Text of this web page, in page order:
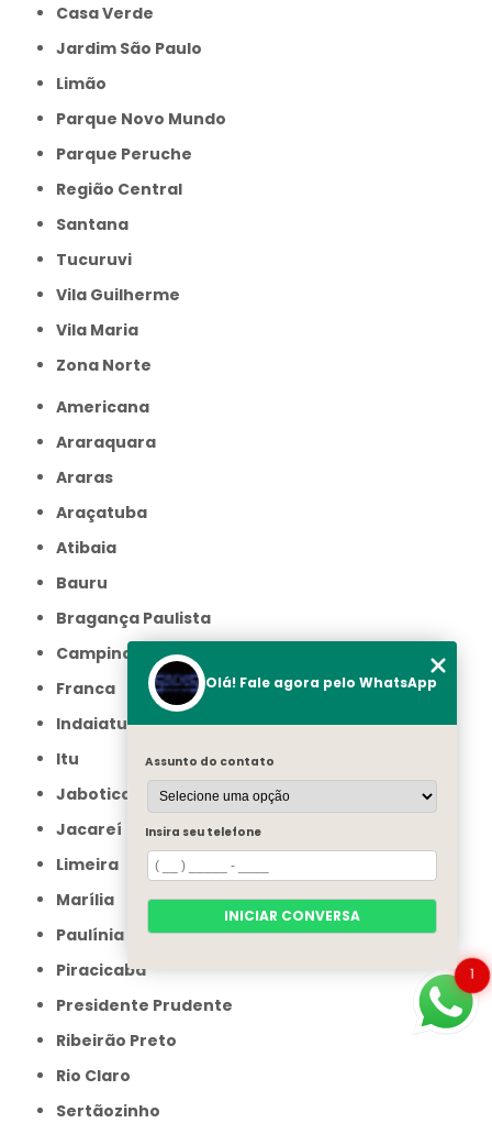
Casa Verde
Jardim São Paulo
Limão
Parque Novo Mundo
Parque Peruche
Região Central
Santana
Tucuruvi
Vila Guilherme
Vila Maria
Zona Norte
Americana
Araraquara
Araras
Araçatuba
Atibaia
Bauru
Bragança Paulista
Campinas
Franca
Indaiatuba
Itu
Jaboticabal
Jacareí
Limeira
Marília
Paulínia
Piracicaba
Presidente Prudente
Ribeirão Preto
Rio Claro
Sertãozinho
1
Olá! Fale agora pelo WhatsApp
Assunto do contato
Insira seu telefone
INICIAR CONVERSA